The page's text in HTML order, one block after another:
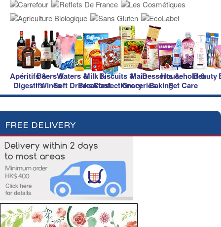
Apéritifs &
Digestifs
Beers &
Wines
Waters &
Soft Drinks
Milk &
Breakfast
Biscuits &
Confectionery
Main
Groceries
Desserts &
Baking
Household &
Pet Care
Beauty
FREE DELIVERY